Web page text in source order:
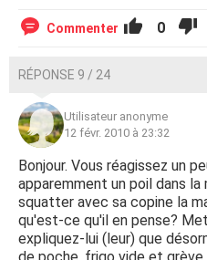
Commenter 0
RÉPONSE 9 / 24
Utilisateur anonyme
12 févr. 2010 à 23:32
Bonjour. Vous réagissez un
apparemment un poil dans
squatter avec sa copine la
qu'est-ce qu'il en pense?
expliquez-lui (leur) que